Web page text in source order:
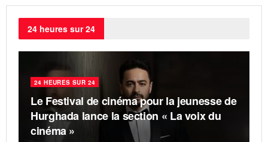
24 heures sur 24
24 HEURES SUR 24
Le Festival de cinéma pour la jeunesse de
Hurghada lance la section « La voix du
cinéma »